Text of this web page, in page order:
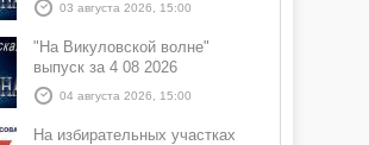
03 августа 2026, 15:00
"На Викуловской волне"
выпуск за 4 08 2026
04 августа 2026, 15:00
На избирательных участках